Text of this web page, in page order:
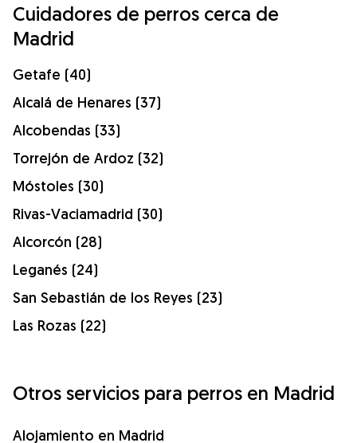
Cuidadores de perros cerca de
Madrid
Getafe (40)
Alcalá de Henares (37)
Alcobendas (33)
Torrejón de Ardoz (32)
Móstoles (30)
Rivas-Vaciamadrid (30)
Alcorcón (28)
Leganés (24)
San Sebastián de los Reyes (23)
Las Rozas (22)
Otros servicios para perros en Madrid
Alojamiento en Madrid